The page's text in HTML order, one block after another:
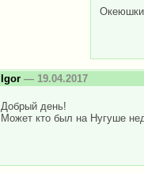
Igor — 19.04.2017
Добрый день!
Может кто был на Нугуше